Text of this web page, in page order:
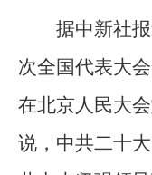
据中新社
次全国代表大
在北京人民大
说，中共二十